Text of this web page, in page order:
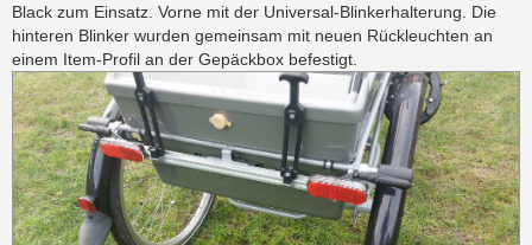
Black zum Einsatz. Vorne mit der Universal-Blinkerhalterung. Die
hinteren Blinker wurden gemeinsam mit neuen Rückleuchten an
einem Item-Profil an der Gepäckbox befestigt.